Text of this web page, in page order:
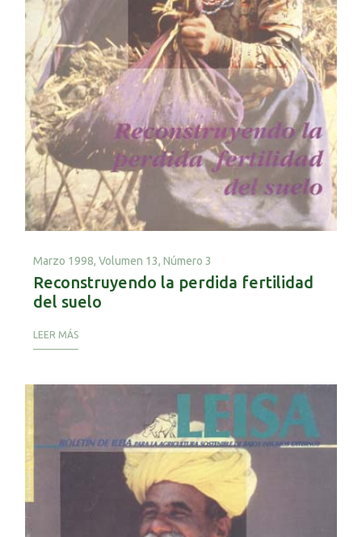
Marzo 1998, Volumen 13, Número 3
Reconstruyendo la perdida fertilidad
del suelo
LEER MÁS